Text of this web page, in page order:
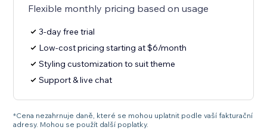
Flexible monthly pricing based on usage
3-day free trial
Low-cost pricing starting at $6/month
Styling customization to suit theme
Support & live chat
*Cena nezahrnuje daně, které se mohou uplatnit podle vaší fakturační
adresy. Mohou se použít další poplatky.